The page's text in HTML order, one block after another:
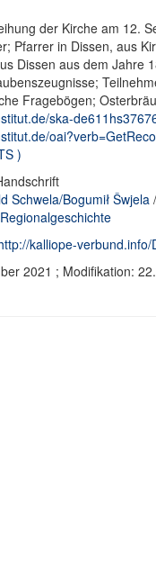
der Kirche am 12.
Pfarrer in Dissen, aus
Dissen aus dem Jahre
Fragebögen;
ska-
)
Schwela/Bogumił Šwjela
kalliope-
2021 ; Modifikation: